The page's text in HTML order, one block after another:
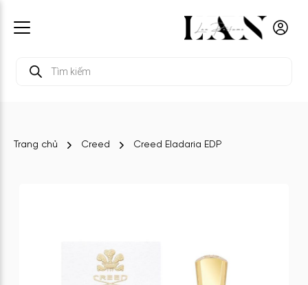
kiếm
Trang chủ Creed Creed Eladaria EDP